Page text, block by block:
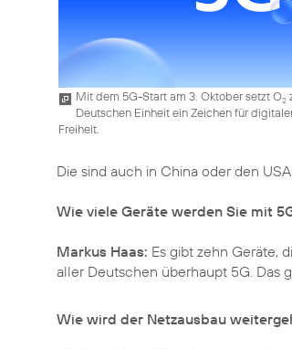
Mit dem 5G-Start am 3. Oktober setzt O2
Deutschen Einheit ein Zeichen für
Freiheit.
Die sind auch in China oder den
Wie viele Geräte werden Sie mit
Markus Haas: Es gibt zehn Geräte,
aller Deutschen überhaupt 5G. Das
Wie wird der Netzausbau